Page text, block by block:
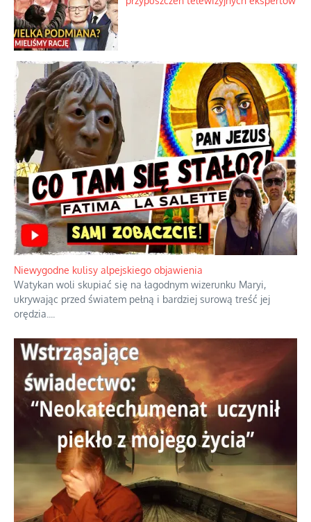
Ciemna strona podręcznikowych
mitów historycznych
Szybkie potwierdzenie dawnych
przypuszczeń telewizyjnych ekspertów
Niewygodne kulisy alpejskiego objawienia